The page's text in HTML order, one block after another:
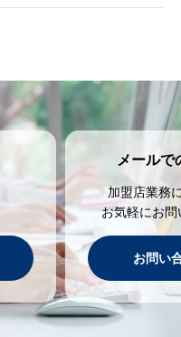
メールで
加盟店業務
お気軽にお
お問い